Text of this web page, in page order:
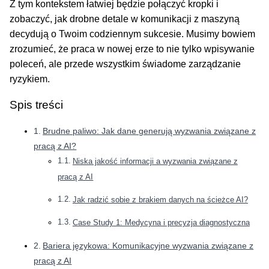
Z tym kontekstem łatwiej będzie połączyć kropki i
zobaczyć, jak drobne detale w komunikacji z maszyną
decydują o Twoim codziennym sukcesie. Musimy bowiem
zrozumieć, że praca w nowej erze to nie tylko wpisywanie
poleceń, ale przede wszystkim świadome zarządzanie
ryzykiem.
Spis treści
Brudne paliwo: Jak dane generują wyzwania związane z
pracą z AI?
Niska jakość informacji a wyzwania związane z
pracą z AI
Jak radzić sobie z brakiem danych na ścieżce AI?
Case Study 1: Medycyna i precyzja diagnostyczna
Bariera językowa: Komunikacyjne wyzwania związane z
pracą z AI